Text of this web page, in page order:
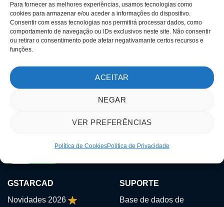
Para fornecer as melhores experiências, usamos tecnologias como
cookies para armazenar e/ou aceder a informações do dispositivo.
Consentir com essas tecnologias nos permitirá processar dados, como
comportamento de navegação ou IDs exclusivos neste site. Não consentir
ou retirar o consentimento pode afetar negativamante certos recursos e
funções.
ACEITAR
NEGAR
VER PREFERÊNCIAS
Política de CookiesPolitica de Privacidade
SOBRE NÓS
Sobre nós
Clientes
MÉTODOS DE PAGAMENTO
GSTARCAD
Novidades 2026
SUPORTE
Base de dados de